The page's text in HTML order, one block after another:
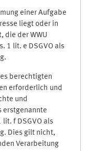
einer Aufgabe
liegt oder in
die der WWU
1 lit. e DSGVO als
berechtigten
erforderlich und
und
erstgenannte
f DSGVO als
Dies gilt nicht,
Verarbeitung